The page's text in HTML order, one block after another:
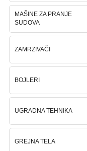
Štampači,
Skeneri,
Ploteri
tehnika
oprema
MAŠINE ZA PRANJE
SUDOVA
ZAMRZIVAČI
BOJLERI
UGRADNA TEHNIKA
GREJNA TELA